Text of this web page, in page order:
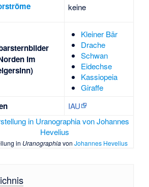
keine
im
Kleiner Bär
Drache
Schwan
Eidechse
Kassiopeia
Giraffe
IAU
in Uranographiavon Johannes Hevelius